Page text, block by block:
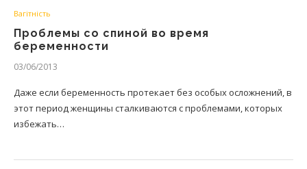
Вагітність
Проблемы со спиной во время
беременности
03/06/2013
Даже если беременность протекает без особых осложнений, в
этот период женщины сталкиваются с проблемами, которых
избежать…